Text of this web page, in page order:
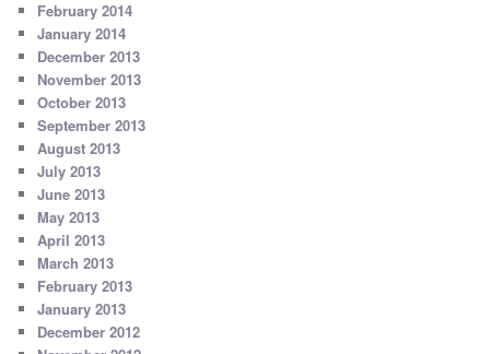
February 2014
January 2014
December 2013
November 2013
October 2013
September 2013
August 2013
July 2013
June 2013
May 2013
April 2013
March 2013
February 2013
January 2013
December 2012